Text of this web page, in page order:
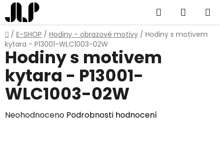
Přejít
na
obsah
Hledat
KOŠÍK
Domů
/ E-SHOP / Hodiny - obrazové motivy / Hodiny s motivem
kytara - P13001-WLC1003-02W
Hodiny s motivem
kytara - P13001-
WLC1003-02W
Průměrné
Neohodnoceno Podrobnosti hodnocení